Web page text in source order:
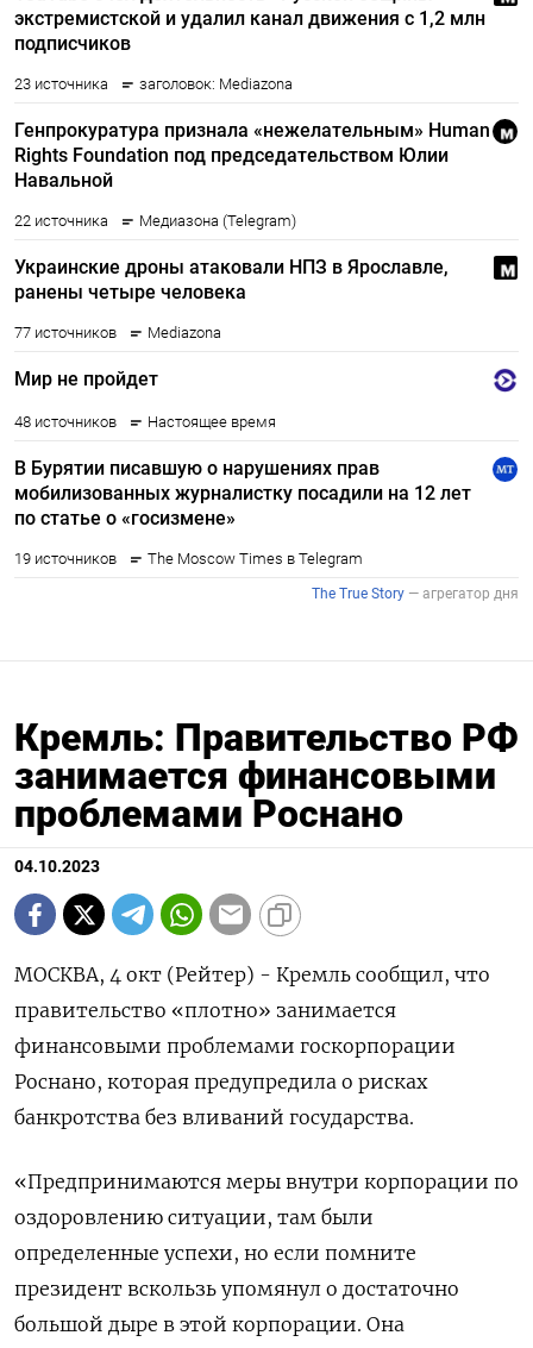
Кремль: Правительство РФ
занимается финансовыми
проблемами Роснано
04.10.2023
МОСКВА, 4 окт (Рейтер) - Кремль сообщил, что
правительство «плотно» занимается
финансовыми проблемами госкорпорации
Роснано, которая предупредила о рисках
банкротства без вливаний государства.
«Предпринимаются меры внутри корпорации по
оздоровлению ситуации, там были
определенные успехи, но если помните
президент вскользь упомянул о достаточно
большой дыре в этой корпорации. Она